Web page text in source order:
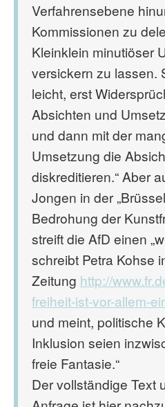
Verfahrensebene
Kommissionen zu
Kleinklein minutiöser
versickern zu lassen.
leicht, erst
Absichten und
und dann mit der
Umsetzung die
diskreditieren.“ Aber
Jongen in der
Bedrohung der
streift die AfD einen
schreibt Petra Kohse
Zeitung http://
freiheit-ist-vor-allem-
und meint, politische
Inklusion seien
freie Fantasie.“
Der vollständige Text